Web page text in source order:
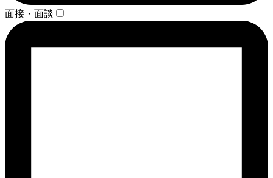
面接・面談